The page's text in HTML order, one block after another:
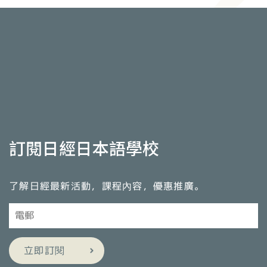
訂閱日經日本語學校
了解日經最新活動，課程內容，優惠推廣。
立即訂閱